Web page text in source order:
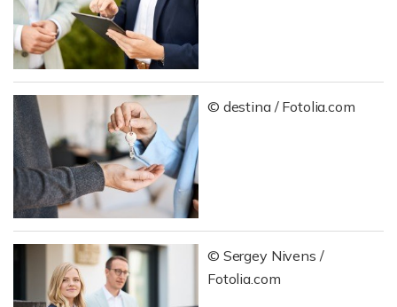
© destina / Fotolia.com
© Sergey Nivens /
Fotolia.com